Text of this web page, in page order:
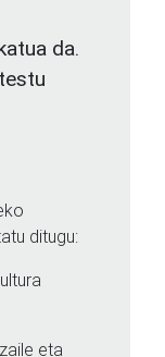
da.
ditugu:
eta